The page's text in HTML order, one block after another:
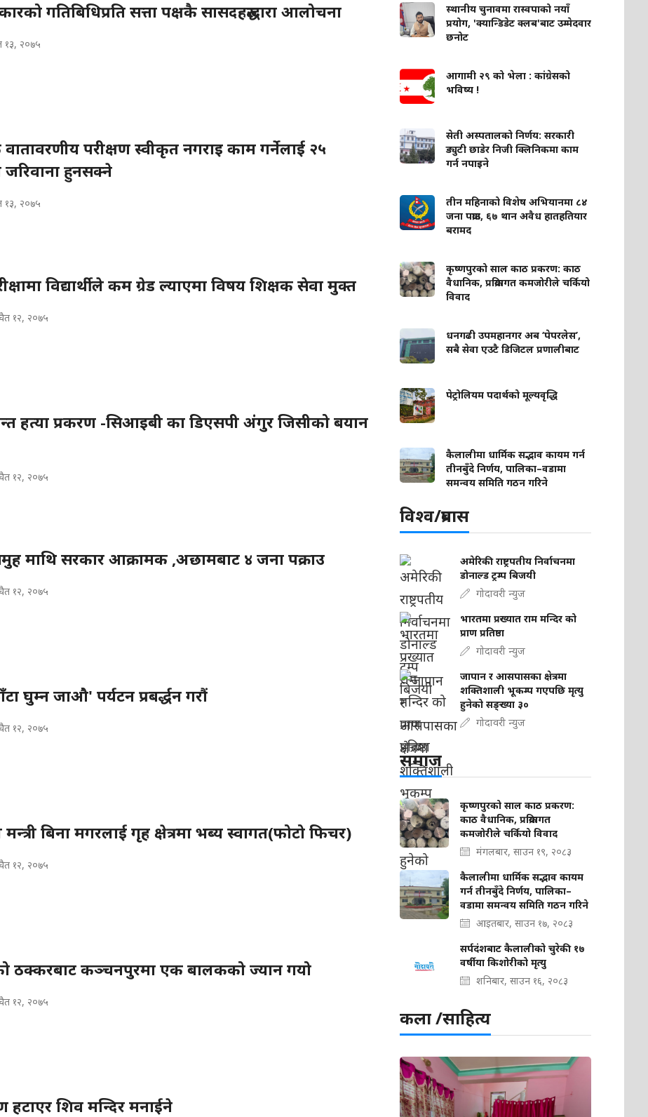
गतिबिधिप्रति सत्ता पक्षकै सासदहरुद्धारा आलोचना
१३, २०७५
वातावरणीय परीक्षण स्वीकृत नगराइ काम गर्नेलाई २५
हुनसक्ने
१३, २०७५
विद्यार्थीले कम ग्रेड ल्याएमा विषय शिक्षक सेवा मुक्त
१२, २०७५
हत्या प्रकरण -सिआइबी का डिएसपी अंगुर जिसीको बयान
१२, २०७५
माथि सरकार आक्रामक ,अछामबाट ४ जना पक्राउ
१२, २०७५
घुम्न जाऔ' पर्यटन प्रबर्द्धन गरौं
१२, २०७५
बिना मगरलाई गृह क्षेत्रमा भब्य स्वागत(फोटो फिचर)
१२, २०७५
ठक्करबाट कञ्चनपुरमा एक बालकको ज्यान गयो
१२, २०७५
हटाएर शिव मन्दिर मनाईने
स्थानीय चुनावमा रास्वपाको नयाँ
प्रयोग, 'क्यान्डिडेट क्लब'बाट उम्मेदवार
छनोट
आगामी २९ को भेला : कांग्रेसको
भविष्य !
सेती अस्पतालको निर्णय: सरकारी
ड्युटी छाडेर निजी क्लिनिकमा काम
गर्न नपाइने
तीन महिनाको विशेष अभियानमा ८४
जना पक्राउ, ६७ थान अवैध हातहतियार
बरामद
कृष्णपुरको साल काठ प्रकरण: काठ
वैधानिक, प्रक्रियागत कमजोरीले चर्कियो
विवाद
धनगढी उपमहानगर अब ‘पेपरलेस’,
सबै सेवा एउटै डिजिटल प्रणालीबाट
पेट्रोलियम पदार्थको मूल्यवृद्धि
कैलालीमा धार्मिक सद्भाव कायम गर्न
तीनबुँदे निर्णय, पालिका–वडामा
समन्वय समिति गठन गरिने
विश्व/प्रबास
अमेरिकी राष्ट्रपतीय निर्वाचनमा
डोनाल्ड ट्रम्प बिजयी
गोदावरी न्युज
भारतमा प्रख्यात राम मन्दिर को
प्राण प्रतिष्ठा
गोदावरी न्युज
जापान र आसपासका क्षेत्रमा
शक्तिशाली भूकम्प गएपछि मृत्यु
हुनेको सङ्ख्या ३०
गोदावरी न्युज
समाज
कृष्णपुरको साल काठ प्रकरण:
काठ वैधानिक, प्रक्रियागत
कमजोरीले चर्कियो विवाद
मंगलबार, साउन १९, २०८३
कैलालीमा धार्मिक सद्भाव कायम
गर्न तीनबुँदे निर्णय, पालिका–
वडामा समन्वय समिति गठन गरिने
आइतबार, साउन १७, २०८३
सर्पदंशबाट कैलालीको चुरेकी १७
वर्षीया किशोरीको मृत्यु
शनिबार, साउन १६, २०८३
कला /साहित्य